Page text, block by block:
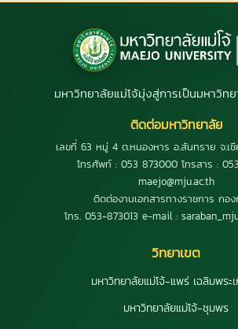
มหาวิทยาลัยแม่โจ้มุ่งสู่การเป็นมหาวิท
ติดต่อมหาวิทยาลัย
เลขที่ 63 หมู่ 4 ต.หนองหาร อ.สันทราย จ.เ
โทรศัพท์ : 053 873000 โทรสาร :
maejo@mju.ac.th
ติดต่องานเอกสารทางราชการ กอ
โทร. 053-873013 e-mail :
วิทยาเขต
มหาวิทยาลัยแม่โจ้-แพร่ เฉลิมพระ
มหาวิทยาลัยแม่โจ้-ชุมพร